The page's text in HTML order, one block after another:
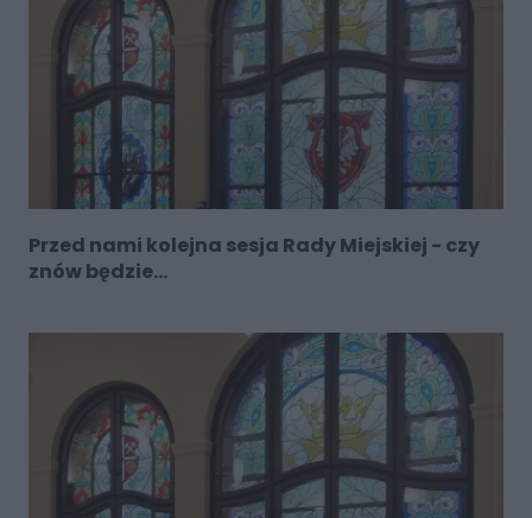
Przed nami kolejna sesja Rady Miejskiej - czy
znów będzie...